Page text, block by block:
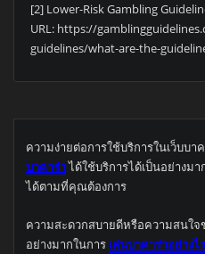
[2] Lower-Risk Gambling
URL: https://
guidelines/what-are-the-
ความง่ายต่อการใช้บริการในเว็บบ
บาคาร่าได้ใช้บริการได้เป็นอย่างม
ได้ตามที่คุณต้องการ
ความสะดวกสบายดีหรือความสนใจ
อย่างมากในการ เล่นบาคาร่าอย่าง